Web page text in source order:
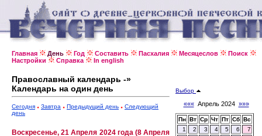
Главная День Год Составить Пасхалия Месяцеслов
Поиск
Настройки
Справка In english
Православный календарь -»
Календарь на один день
Сегодня Завтра Предыдущий день
Следующий
день
Воскресенье, 21 Апреля 2024 года (8 Апреля
Выбор
«««Апрель 2024 »»»
Пн Вт Ср Чт Пт Сб Вс
1
2 3 4 5 6
7